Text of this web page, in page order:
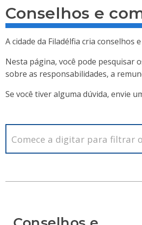
Conselhos e
A cidade da Filadélfia cria conselhos
Nesta página, você pode pesquisar
sobre as responsabilidades, a
Se você tiver alguma dúvida, envie